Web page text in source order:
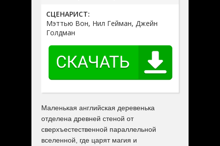
СЦЕНАРИСТ:
Мэттью Вон, Нил Гейман, Джейн
Голдман
Маленькая английская деревенька
отделена древней стеной от
сверхъестественной параллельной
вселенной, где царят магия и